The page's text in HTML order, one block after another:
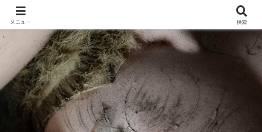
メニュー 検索